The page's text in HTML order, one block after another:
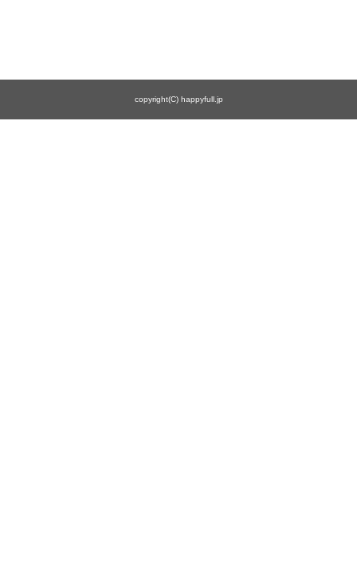
copyright(C) happyfull.jp